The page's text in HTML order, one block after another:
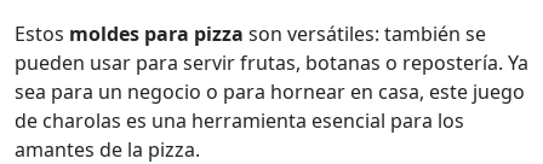
Estos moldes para pizza son versátiles: también se
pueden usar para servir frutas, botanas o repostería. Ya
sea para un negocio o para hornear en casa, este juego
de charolas es una herramienta esencial para los
amantes de la pizza.